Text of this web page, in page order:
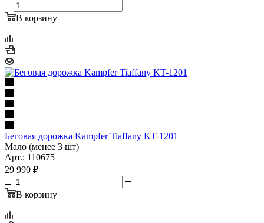
В корзину
Беговая дорожка Kampfer Tiaffany KT-1201
Мало (менее 3 шт)
Арт.: 110675
29 990 ₽
В корзину